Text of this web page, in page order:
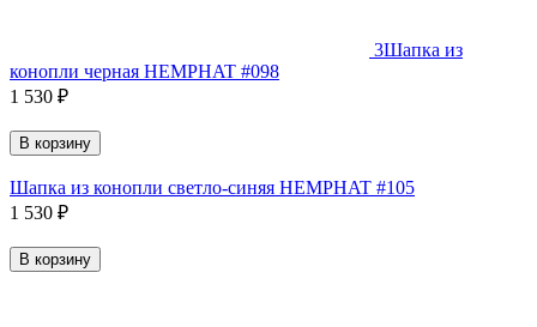
3Шапка из
конопли черная HEMPHAT #098
1 530 ₽
В корзину
Шапка из конопли светло-синяя HEMPHAT #105
1 530 ₽
В корзину